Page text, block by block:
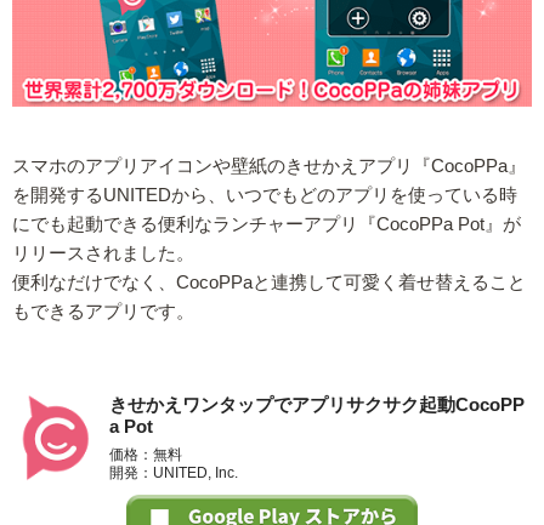
スマホのアプリアイコンや壁紙のきせかえアプリ『CocoPPa』
を開発するUNITEDから、いつでもどのアプリを使っている時
にでも起動できる便利なランチャーアプリ『CocoPPa Pot』が
リリースされました。
便利なだけでなく、CocoPPaと連携して可愛く着せ替えること
もできるアプリです。
きせかえワンタップでアプリサクサク起動CocoPP
a Pot
価格：無料
開発：UNITED, Inc.